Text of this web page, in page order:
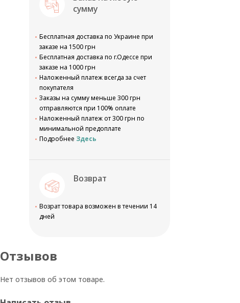
сумму
Бесплатная доставка по Украине при
заказе на 1500 грн
Бесплатная доставка по г.Одессе при
заказе на 1000 грн
Наложенный платеж всегда за счет
покупателя
Заказы на сумму меньше 300 грн
отправляются при 100% оплате
Наложенный платеж от 300 грн по
минимальной предоплате
Подробнее Здесь
Возврат
Возрат товара возможен в течении 14
дней
Отзывов
Нет отзывов об этом товаре.